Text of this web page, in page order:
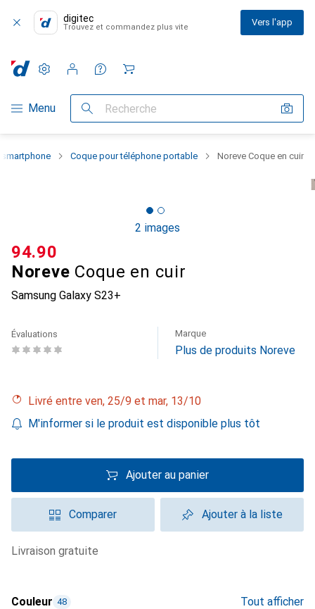
digitec
Trouvez et commandez plus vite Vers l'app
Navigation par catégorie
Menu Recherche
Paramètres
Compte client
Listes de comparaison
Listes d'envies
Panier
Coque pour téléphone portable Noreve Coque en cuir
2 images
Noreve Coque en cuir
Samsung Galaxy S23+
CHF
94.90
Évaluations Marque
Plus de produits Noreve
Livré entre ven, 25/9 et mar, 13/10
M'informer si le produit est disponible plus tôt
Ajouter au panier
Comparer Ajouter à la liste
livraison gratuite
Couleur 48 Tout afficher